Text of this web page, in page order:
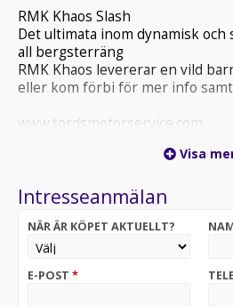
RMK Khaos Slash
Det ultimata inom dynamisk
all bergsterräng
RMK Khaos levererar en vild
eller kom förbi för mer info
www.tordsmotorservice.com
Visa
Intresseanmälan
NÄR ÄR KÖPET AKTUELLT?
E-POST *